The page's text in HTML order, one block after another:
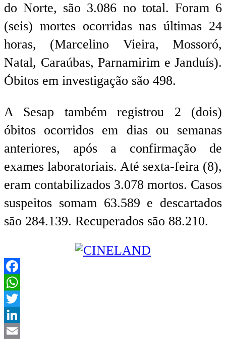
do Norte, são 3.086 no total. Foram 6
(seis) mortes ocorridas nas últimas 24
horas, (Marcelino Vieira, Mossoró,
Natal, Caraúbas, Parnamirim e Janduís).
Óbitos em investigação são 498.
A Sesap também registrou 2 (dois)
óbitos ocorridos em dias ou semanas
anteriores, após a confirmação de
exames laboratoriais. Até sexta-feira (8),
eram contabilizados 3.078 mortos. Casos
suspeitos somam 63.589 e descartados
são 284.139. Recuperados são 88.210.
Facebook
WhatsApp
Twitter
LinkedIn